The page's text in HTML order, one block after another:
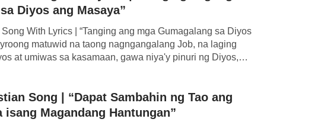
umiinom siya ng gamot. Ngunit pagkalipas
sakit. Nang magkagayon, ang kapatid
ng kanyang sarili para sa Diyos araw-araw,
dali-dali siyang lumapit sa harapan ng
Diyos ang Masaya”
With Lyrics | “Tanging ang mga Gumagalang sa Diyos
matuwid na taong nagngangalang Job, na laging
at umiwas sa kasamaan, gawa niya'y pinuri ng Diyos,
Song | “Dapat Sambahin ng Tao ang
isang Magandang Hantungan”